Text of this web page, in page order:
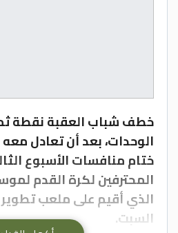
خطف شباب العقبة نقطة
الوحدات، بعد أن تعادل
ختام منافسات الأسبوع
الذي أقيم على ملعب
السبت.